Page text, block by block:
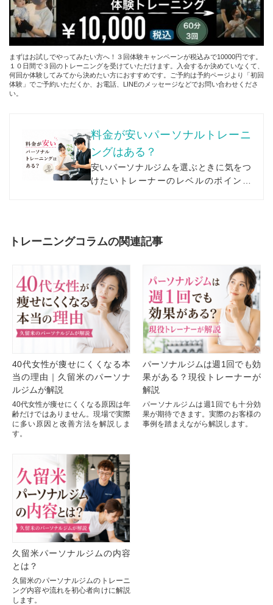
まずはお試しでやってみたい方へ！３回体験キャンペーンが税込みで10000円です。
１０日間で３回のトレーニングを受けていただけます。入会するか決めていなくて、
何回か体験してみてから決めたい方におすすめです。ご予約は予約ページより「初回
体験」でご予約いただくか、お電話、LINEのメッセージなどでお問い合わせくださ
い。
料金が安いパーソナルトレーニ
ングはある？
安いパーソナルジムを選ぶときに気をつ
けたいトレーナーのレベルのポイント
トレーニングコラムの関連記事
40代女性が痩せにくくなる本
当の理由｜久留米のパーソナ
ルジムが解説
40代女性が痩せにくくなる原因は年
齢だけではありません。現場で実際
に多い原因と改善方法を解説しま
す。
パーソナルジムは週1回でも効
果がある？現役トレーナーが
解説
パーソナルジムは週1回でも十分効
果が期待できます。実際のお客様の
事例を踏まえながら解説します。
久留米パーソナルジムの内容
とは？
久留米のパーソナルジムのトレーニ
ング内容や流れを初心者向けに解説
します。